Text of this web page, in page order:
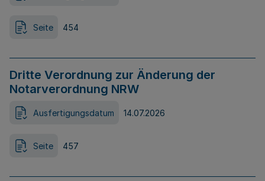
Seite 454
Dritte Verordnung zur Änderung der
Notarverordnung NRW
Ausfertigungsdatum 14.07.2026
Seite 457